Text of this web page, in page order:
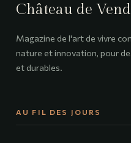
Château de
Magazine de l'art de vivre
nature et innovation, pour
et durables.
AU FIL DES JOURS